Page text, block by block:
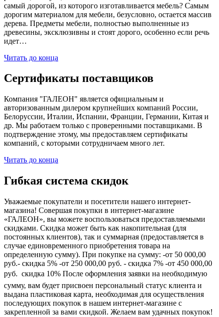
самый дорогой, из которого изготавливается мебель? Самым
дорогим материалом для мебели, безусловно, остается массив
дерева. Предметы мебели, полностью выполненные из
древесины, эксклюзивны и стоят дорого, особенно если речь
идет…
Читать до конца
Сертификаты поставщиков
Компания "ГАЛЕОН" является официальным и
авторизованным дилером крупнейших компаний России,
Белоруссии, Италии, Испании, Франции, Германии, Китая и
др. Мы работаем только с проверенными поставщиками. В
подтверждение этому, мы предоставляем сертификаты
компаний, с которыми сотрудничаем много лет.
Читать до конца
Гибкая система скидок
Уважаемые покупатели и посетители нашего интернет-
магазина! Совершая покупки в интернет-магазине
«ГАЛЕОН», вы можете воспользоваться предоставляемыми
скидками. Скидка может быть как накопительная (для
постоянных клиентов), так и суммарная (предоставляется в
случае единовременного приобретения товара на
определенную сумму). При покупке на сумму: -от 50 000,00
руб.- скидка 5% -от 250 000,00 руб. - скидка 7% -от 450 000,00
руб.  скидка 10% После оформления заявки на необходимую
сумму, вам будет присвоен персональный статус клиента и
выдана пластиковая карта, необходимая для осуществления
последующих покупок в нашем интернет-магазине с
закрепленной за вами скидкой. Желаем вам удачных покупок!